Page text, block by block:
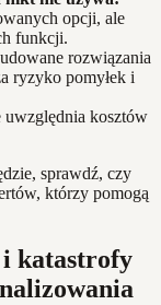
opcji, ale
funkcji.
rozwiązania
ryzyko pomyłek i
uwzględnia kosztów
sprawdź, czy
którzy pomogą
i katastrofy